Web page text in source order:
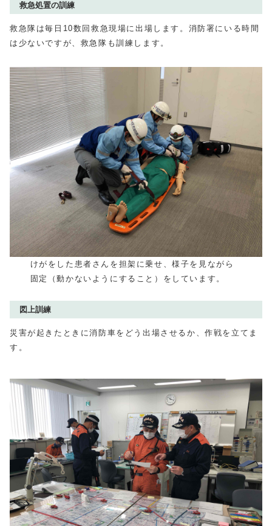
救急処置の訓練
救急隊は毎日10数回救急現場に出場します。消防署にいる時間
は少ないですが、救急隊も訓練します。
けがをした患者さんを担架に乗せ、様子を見ながら
固定（動かないようにすること）をしています。
図上訓練
災害が起きたときに消防車をどう出場させるか、作戦を立てま
す。